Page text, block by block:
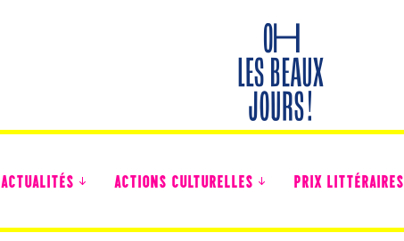
ACTUALITÉS ACTIONS CULTURELLES PRIX LITTÉRAIRES